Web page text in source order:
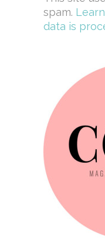
spam.
data is